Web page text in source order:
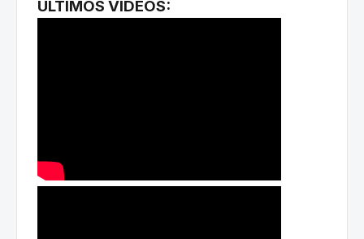
ÚLTIMOS VÍDEOS: